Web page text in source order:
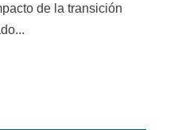
de la transición